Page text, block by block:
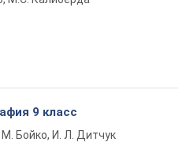
9 класс
М. Бойко, И. Л. Дитчук